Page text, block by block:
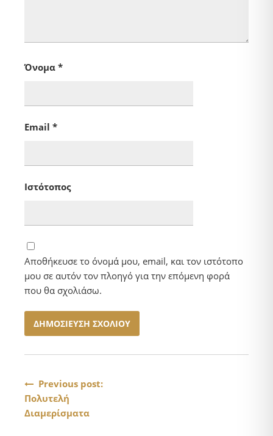
Όνομα *
Email *
Ιστότοπος
Αποθήκευσε το όνομά μου, email, και τον ιστότοπο
μου σε αυτόν τον πλοηγό για την επόμενη φορά
που θα σχολιάσω.
Πλοήγηση
άρθρων
Previous post:
Πολυτελή
Διαμερίσματα